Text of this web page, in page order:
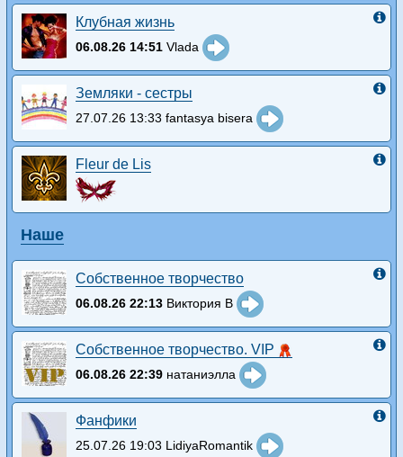
Клубная жизнь
06.08.26 14:51 Vlada
Земляки - сестры
27.07.26 13:33 fantasya bisera
Fleur de Lis
Наше
Собственное творчество
06.08.26 22:13 Виктория В
Собственное творчество. VIP
06.08.26 22:39 натаниэлла
Фанфики
25.07.26 19:03 LidiyaRomantik